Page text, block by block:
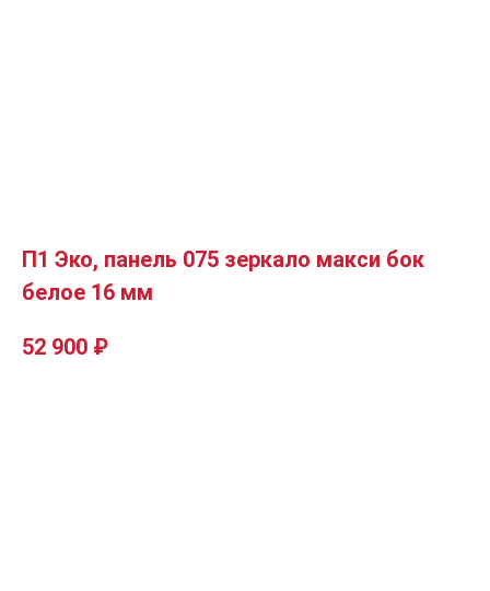
П1 Эко, панель 075 зеркало макси бок
белое 16 мм
52 900 ₽